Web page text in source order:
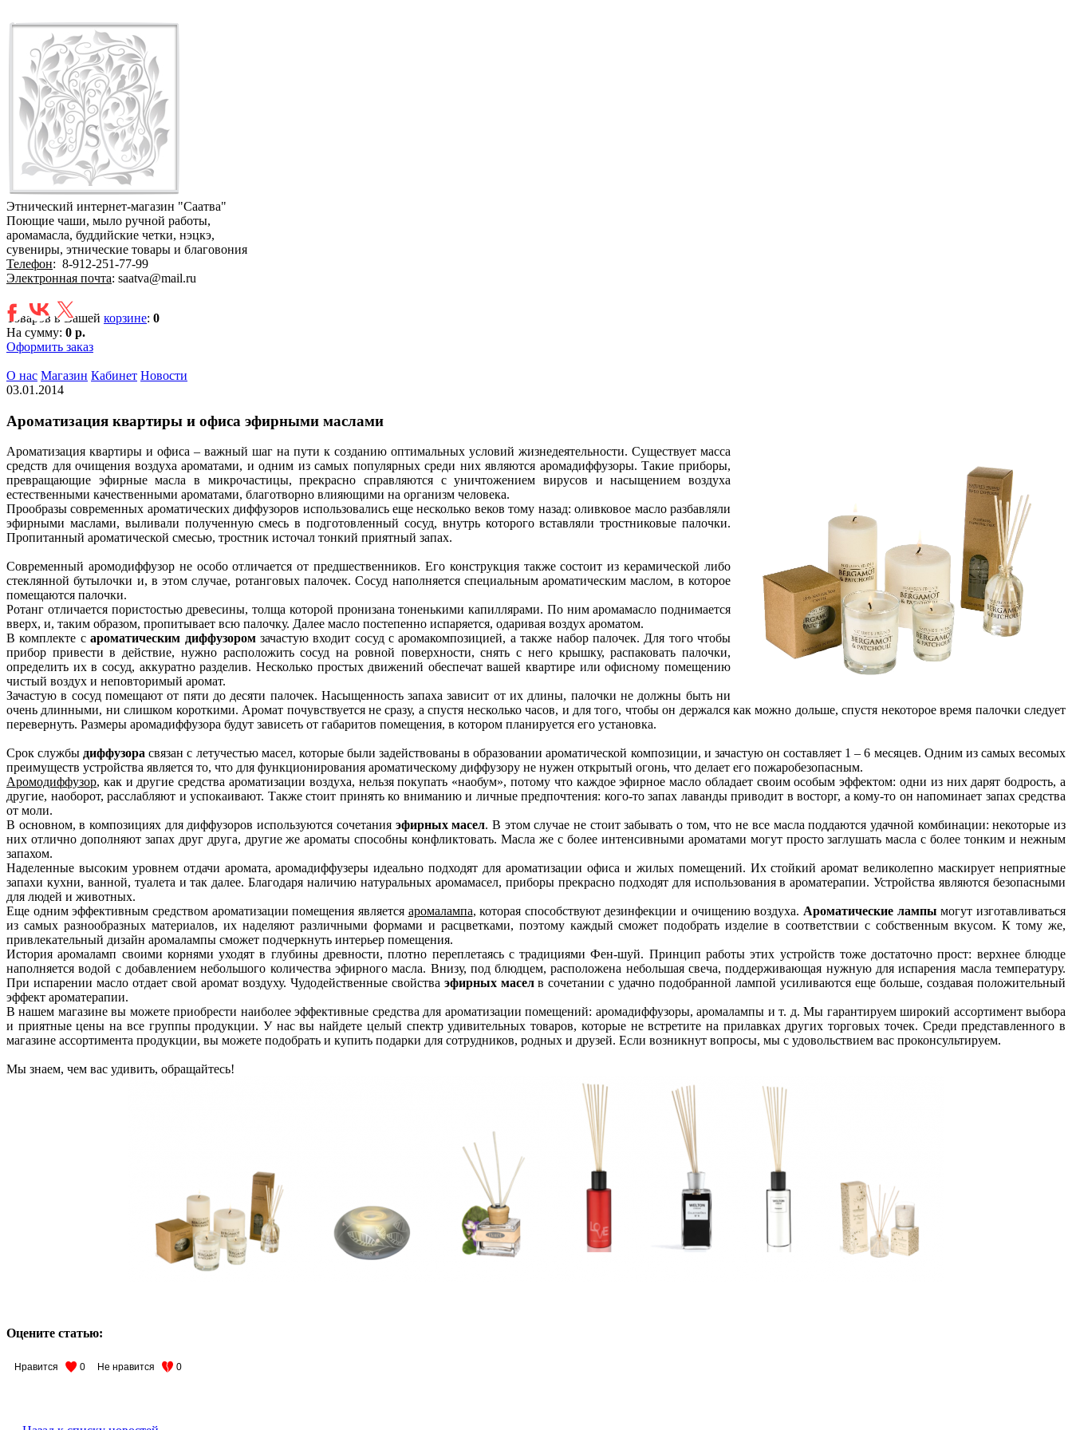
Этнический интернет-магазин "Саатва"
Поющие чаши, мыло ручной работы,
аромамасла, буддийские четки, нэцкэ,
сувениры, этнические товары и благовония
Телефон: 8-912-251-77-99
Электронная почта: saatva@mail.ru
Товаров в Вашей корзине: 0
На сумму: 0 р.
Оформить заказ
О нас Магазин Кабинет Новости
03.01.2014
Ароматизация квартиры и офиса эфирными маслами
Ароматизация квартиры и офиса – важный шаг на пути к созданию оптимальных условий жизнедеятельности. Существует масса
средств для очищения воздуха ароматами, и одним из самых популярных среди них являются аромадиффузоры. Такие приборы,
превращающие эфирные масла в микрочастицы, прекрасно справляются с уничтожением вирусов и насыщением воздуха
естественными качественными ароматами, благотворно влияющими на организм человека.
Прообразы современных ароматических диффузоров использовались еще несколько веков тому назад: оливковое масло разбавляли
эфирными маслами, выливали полученную смесь в подготовленный сосуд, внутрь которого вставляли тростниковые палочки.
Пропитанный ароматической смесью, тростник источал тонкий приятный запах.
Современный аромодиффузор не особо отличается от предшественников. Его конструкция также состоит из керамической либо
стеклянной бутылочки и, в этом случае, ротанговых палочек. Сосуд наполняется специальным ароматическим маслом, в которое
помещаются палочки.
Ротанг отличается пористостью древесины, толща которой пронизана тоненькими капиллярами. По ним аромамасло поднимается
вверх, и, таким образом, пропитывает всю палочку. Далее масло постепенно испаряется, одаривая воздух ароматом.
В комплекте сароматическим диффузором зачастую входит сосуд с аромакомпозицией, а также набор палочек. Для того чтобы
прибор привести в действие, нужно расположить сосуд на ровной поверхности, снять с него крышку, распаковать палочки,
определить их в сосуд, аккуратно разделив. Несколько простых движений обеспечат вашей квартире или офисному помещению
чистый воздух и неповторимый аромат.
Зачастую в сосуд помещают от пяти до десяти палочек. Насыщенность запаха зависит от их длины, палочки не должны быть ни
очень длинными, ни слишком короткими. Аромат почувствуется не сразу, а спустя несколько часов, и для того, чтобы он держался как можно дольше, спустя некоторое время палочки следует
перевернуть. Размеры аромадиффузора будут зависеть от габаритов помещения, в котором планируется его установка.
Срок службыдиффузора связан с летучестью масел, которые были задействованы в образовании ароматической композиции, и зачастую он составляет 1 – 6 месяцев. Одним из самых весомых
преимуществ устройства является то, что для функционирования ароматическому диффузору не нужен открытый огонь, что делает его пожаробезопасным.
Аромодиффузор, как и другие средства ароматизации воздуха, нельзя покупать «наобум», потому что каждое эфирное масло обладает своим особым эффектом: одни из них дарят бодрость, а
другие, наоборот, расслабляют и успокаивают. Также стоит принять ко вниманию и личные предпочтения: кого-то запах лаванды приводит в восторг, а кому-то он напоминает запах средства
от моли.
В основном, в композициях для диффузоров используются сочетания эфирных масел. В этом случае не стоит забывать о том, что не все масла поддаются удачной комбинации: некоторые из
них отлично дополняют запах друг друга, другие же ароматы способны конфликтовать. Масла же с более интенсивными ароматами могут просто заглушать масла с более тонким и нежным
запахом.
Наделенные высоким уровнем отдачи аромата, аромадиффузеры идеально подходят для ароматизации офиса и жилых помещений. Их стойкий аромат великолепно маскирует неприятные
запахи кухни, ванной, туалета и так далее. Благодаря наличию натуральных аромамасел, приборы прекрасно подходят для использования в ароматерапии. Устройства являются безопасными
для людей и животных.
Еще одним эффективным средством ароматизации помещения является аромалампа, которая способствуют дезинфекции и очищению воздуха.Ароматические лампы могут изготавливаться
из самых разнообразных материалов, их наделяют различными формами и расцветками, поэтому каждый сможет подобрать изделие в соответствии с собственным вкусом. К тому же,
привлекательный дизайн аромалампы сможет подчеркнуть интерьер помещения.
История аромаламп своими корнями уходят в глубины древности, плотно переплетаясь с традициями Фен-шуй. Принцип работы этих устройств тоже достаточно прост: верхнее блюдце
наполняется водой с добавлением небольшого количества эфирного масла. Внизу, под блюдцем, расположена небольшая свеча, поддерживающая нужную для испарения масла температуру.
При испарении масло отдает свой аромат воздуху. Чудодейственные свойства эфирных маселв сочетании с удачно подобранной лампой усиливаются еще больше, создавая положительный
эффект ароматерапии.
В нашем магазине вы можете приобрести наиболее эффективные средства для ароматизации помещений: аромадиффузоры, аромалампы и т. д. Мы гарантируем широкий ассортимент выбора
и приятные цены на все группы продукции. У нас вы найдете целый спектр удивительных товаров, которые не встретите на прилавках других торговых точек. Среди представленного в
магазине ассортимента продукции, вы можете подобрать и купить подарки для сотрудников, родных и друзей. Если возникнут вопросы, мы с удовольствием вас проконсультируем.
Мы знаем, чем вас удивить, обращайтесь!
Оцените статью:
Нравится 0 Не нравится 0